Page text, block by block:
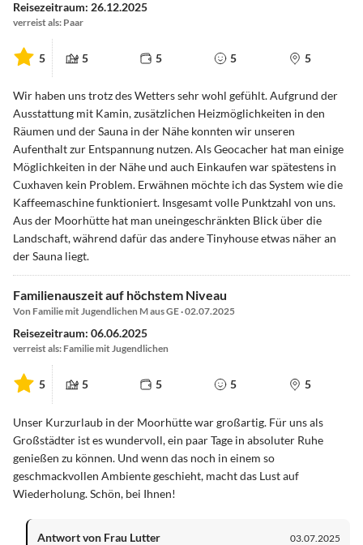
Reisezeitraum: 26.12.2025
verreist als: Paar
5 5 5 5 5
Wir haben uns trotz des Wetters sehr wohl gefühlt. Aufgrund der
Ausstattung mit Kamin, zusätzlichen Heizmöglichkeiten in den
Räumen und der Sauna in der Nähe konnten wir unseren
Aufenthalt zur Entspannung nutzen. Als Geocacher hat man einige
Möglichkeiten in der Nähe und auch Einkaufen war spätestens in
Cuxhaven kein Problem. Erwähnen möchte ich das System wie die
Kaffeemaschine funktioniert. Insgesamt volle Punktzahl von uns.
Aus der Moorhütte hat man uneingeschränkten Blick über die
Landschaft, während dafür das andere Tinyhouse etwas näher an
der Sauna liegt.
Familienauszeit auf höchstem Niveau
Von Familie mit Jugendlichen M aus GE · 02.07.2025
Reisezeitraum: 06.06.2025
verreist als: Familie mit Jugendlichen
5 5 5 5 5
Unser Kurzurlaub in der Moorhütte war großartig. Für uns als
Großstädter ist es wundervoll, ein paar Tage in absoluter Ruhe
genießen zu können. Und wenn das noch in einem so
geschmackvollen Ambiente geschieht, macht das Lust auf
Wiederholung. Schön, bei Ihnen!
Antwort von Frau Lutter
03.07.2025